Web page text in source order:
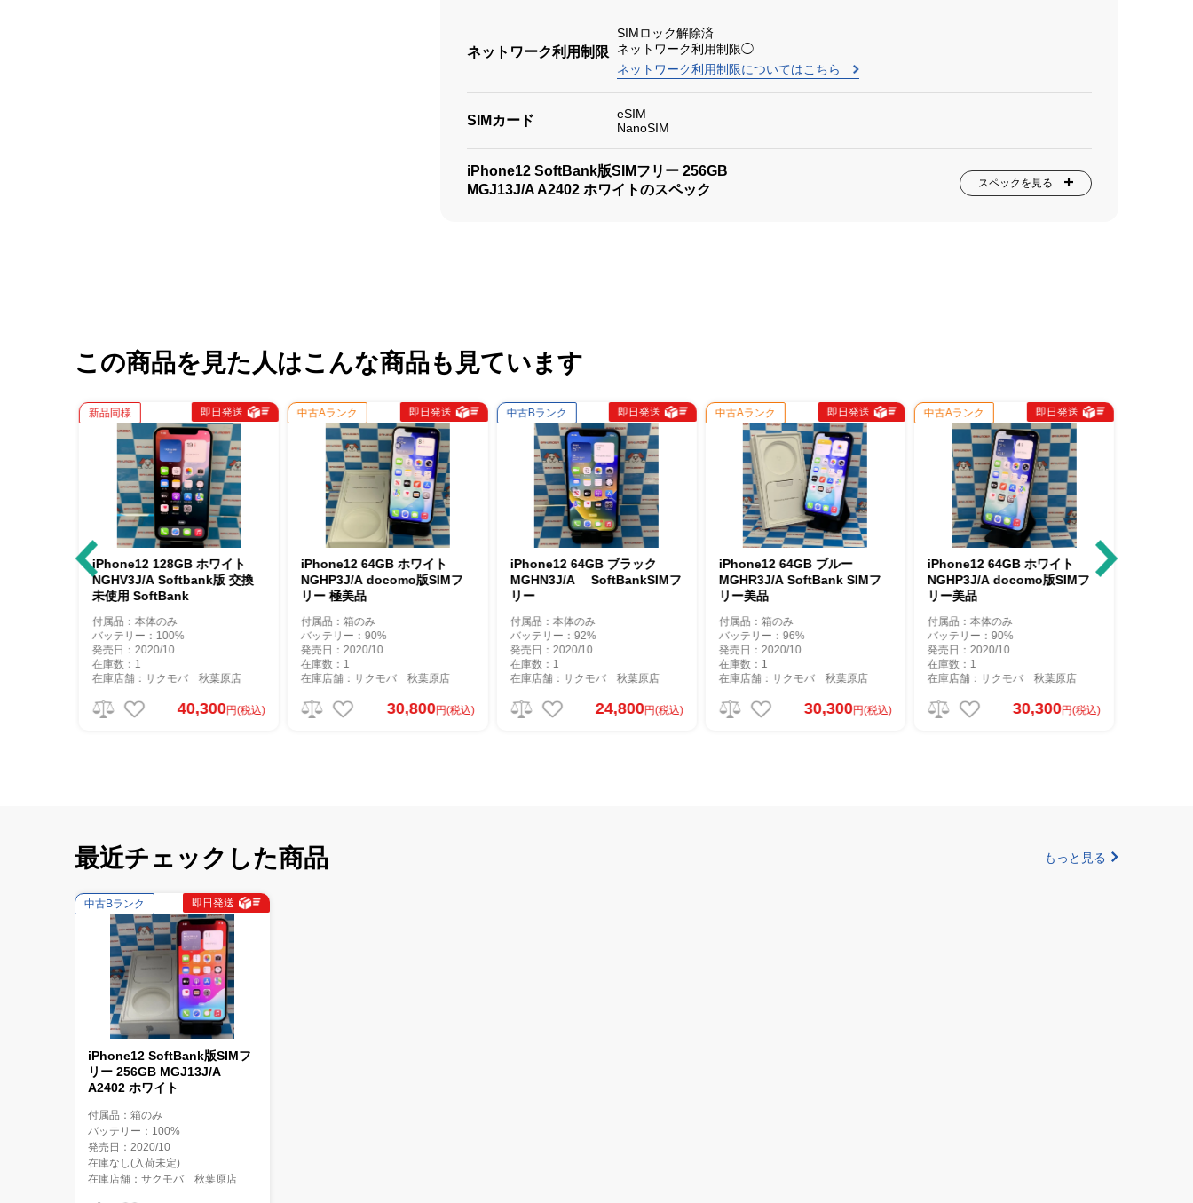
ネットワーク利用制限
SIMロック解除済
ネットワーク利用制限◯
ネットワーク利用制限についてはこちら
SIMカード
eSIM
NanoSIM
iPhone12 SoftBank版SIMフリー 256GB
MGJ13J/A A2402 ホワイトのスペック
スペックを見る
この商品を見た人はこんな商品も見ています
新品同様 即日発送
iPhone12 128GB ホワイト
NGHV3J/A Softbank版 交換
未使用 SoftBank
付属品：本体のみ
バッテリー：100%
発売日：2020/10
在庫数：1
在庫店舗：サクモバ 秋葉原店
40,300円(税込)
中古Aランク 即日発送
iPhone12 64GB ホワイト
NGHP3J/A docomo版SIMフ
リー 極美品
付属品：箱のみ
バッテリー：90%
発売日：2020/10
在庫数：1
在庫店舗：サクモバ 秋葉原店
30,800円(税込)
中古Bランク 即日発送
iPhone12 64GB ブラック
MGHN3J/A SoftBankSIMフ
リー
付属品：本体のみ
バッテリー：92%
発売日：2020/10
在庫数：1
在庫店舗：サクモバ 秋葉原店
24,800円(税込)
中古Aランク 即日発送
iPhone12 64GB ブルー
MGHR3J/A SoftBank SIMフ
リー美品
付属品：箱のみ
バッテリー：96%
発売日：2020/10
在庫数：1
在庫店舗：サクモバ 秋葉原店
30,300円(税込)
中古Aランク 即日発送
iPhone12 64GB ホワイト
NGHP3J/A docomo版SIMフ
リー美品
付属品：本体のみ
バッテリー：90%
発売日：2020/10
在庫数：1
在庫店舗：サクモバ 秋葉原店
30,300円(税込)
最近チェックした商品 もっと見る
中古Bランク 即日発送
iPhone12 SoftBank版SIMフ
リー 256GB MGJ13J/A
A2402 ホワイト
付属品：箱のみ
バッテリー：100%
発売日：2020/10
在庫なし(入荷未定)
在庫店舗：サクモバ 秋葉原店